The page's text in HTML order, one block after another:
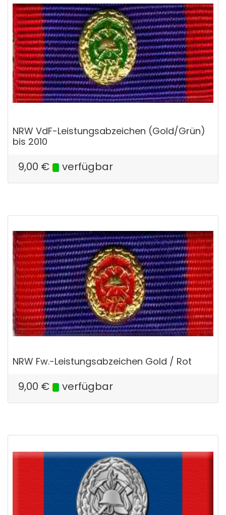
NRW VdF-Leistungsabzeichen (Gold/Grün)
bis 2010
9,00 € verfügbar
NRW Fw.-Leistungsabzeichen Gold / Rot
9,00 € verfügbar